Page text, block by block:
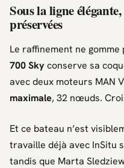
Sous la ligne
préservées
Le raffinement ne
700 Skyconserve sa
avec deux moteurs MAN
maximale, 32 nœuds.
Et ce bateau n’est
travaille déjà avec InSitu
tandis que Marta